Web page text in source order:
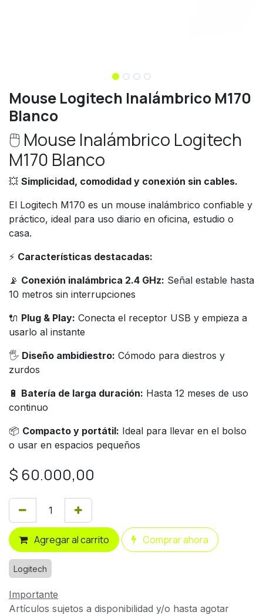
Mouse Logitech Inalámbrico M170
Blanco
🖱️ Mouse Inalámbrico Logitech
M170 Blanco
💥 Simplicidad, comodidad y conexión sin cables.
El Logitech M170 es un mouse inalámbrico confiable y
práctico, ideal para uso diario en oficina, estudio o
casa.
⚡ Características destacadas:
📡 Conexión inalámbrica 2.4 GHz: Señal estable hasta
10 metros sin interrupciones
🔌 Plug & Play: Conecta el receptor USB y empieza a
usarlo al instante
🖐️ Diseño ambidiestro: Cómodo para diestros y
zurdos
🔋 Batería de larga duración: Hasta 12 meses de uso
continuo
📦 Compacto y portátil: Ideal para llevar en el bolso
o usar en espacios pequeños
$ 60.000,00
Agregar al carrito Comprar ahora
Logitech
Importante
Artículos sujetos a disponibilidad y/o hasta agotar